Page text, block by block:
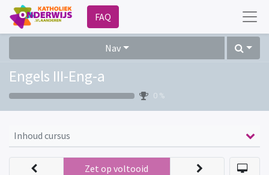
FAQ
Nav
Engels III-Eng-a
0 %
Inhoud cursus
Zet op voltooid